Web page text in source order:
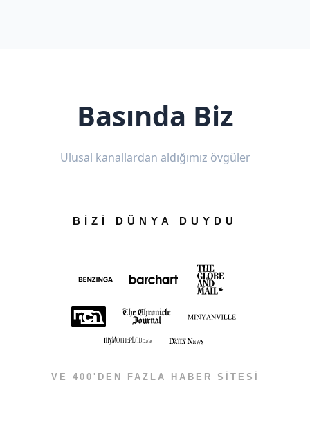
Basında Biz
Ulusal kanallardan aldığımız övgüler
BİZİ DÜNYA DUYDU
VE 400'DEN FAZLA HABER SİTESİ